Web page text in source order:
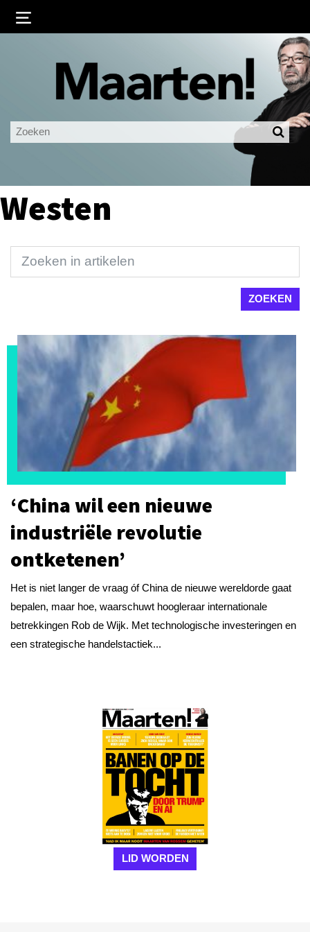
Ingelogd blijven
LOGIN
Westen
‘China wil een nieuwe
industriële revolutie
ontketenen’
Het is niet langer de vraag óf China de nieuwe wereldorde gaat
bepalen, maar hoe, waarschuwt hoogleraar internationale
betrekkingen Rob de Wijk. Met technologische investeringen en
een strategische handelstactiek...
LID WORDEN